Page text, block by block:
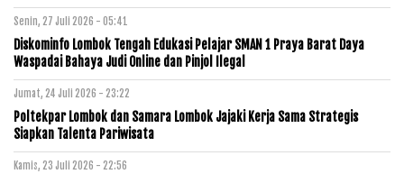
Senin, 27 Juli 2026 - 05:41
Diskominfo Lombok Tengah Edukasi Pelajar SMAN 1 Praya Barat Daya
Waspadai Bahaya Judi Online dan Pinjol Ilegal
Jumat, 24 Juli 2026 - 23:22
Poltekpar Lombok dan Samara Lombok Jajaki Kerja Sama Strategis
Siapkan Talenta Pariwisata
Kamis, 23 Juli 2026 - 22:56